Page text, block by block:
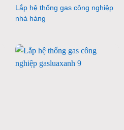
Lắp hệ thống gas công nghiệp
nhà hàng